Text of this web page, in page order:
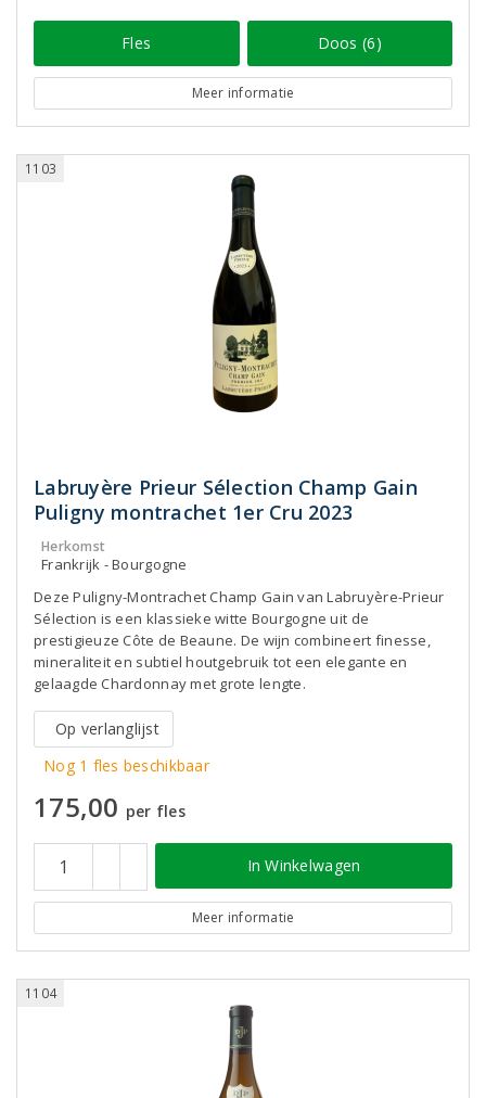
Fles Doos (6)
Meer informatie
1103
Labruyère Prieur Sélection Champ Gain
Puligny montrachet 1er Cru 2023
Herkomst
Frankrijk - Bourgogne
Deze Puligny-Montrachet Champ Gain van Labruyère-Prieur
Sélection is een klassieke witte Bourgogne uit de
prestigieuze Côte de Beaune. De wijn combineert finesse,
mineraliteit en subtiel houtgebruik tot een elegante en
gelaagde Chardonnay met grote lengte.
Op verlanglijst
Nog 1 fles beschikbaar
175,00 per fles
In Winkelwagen
Meer informatie
1104